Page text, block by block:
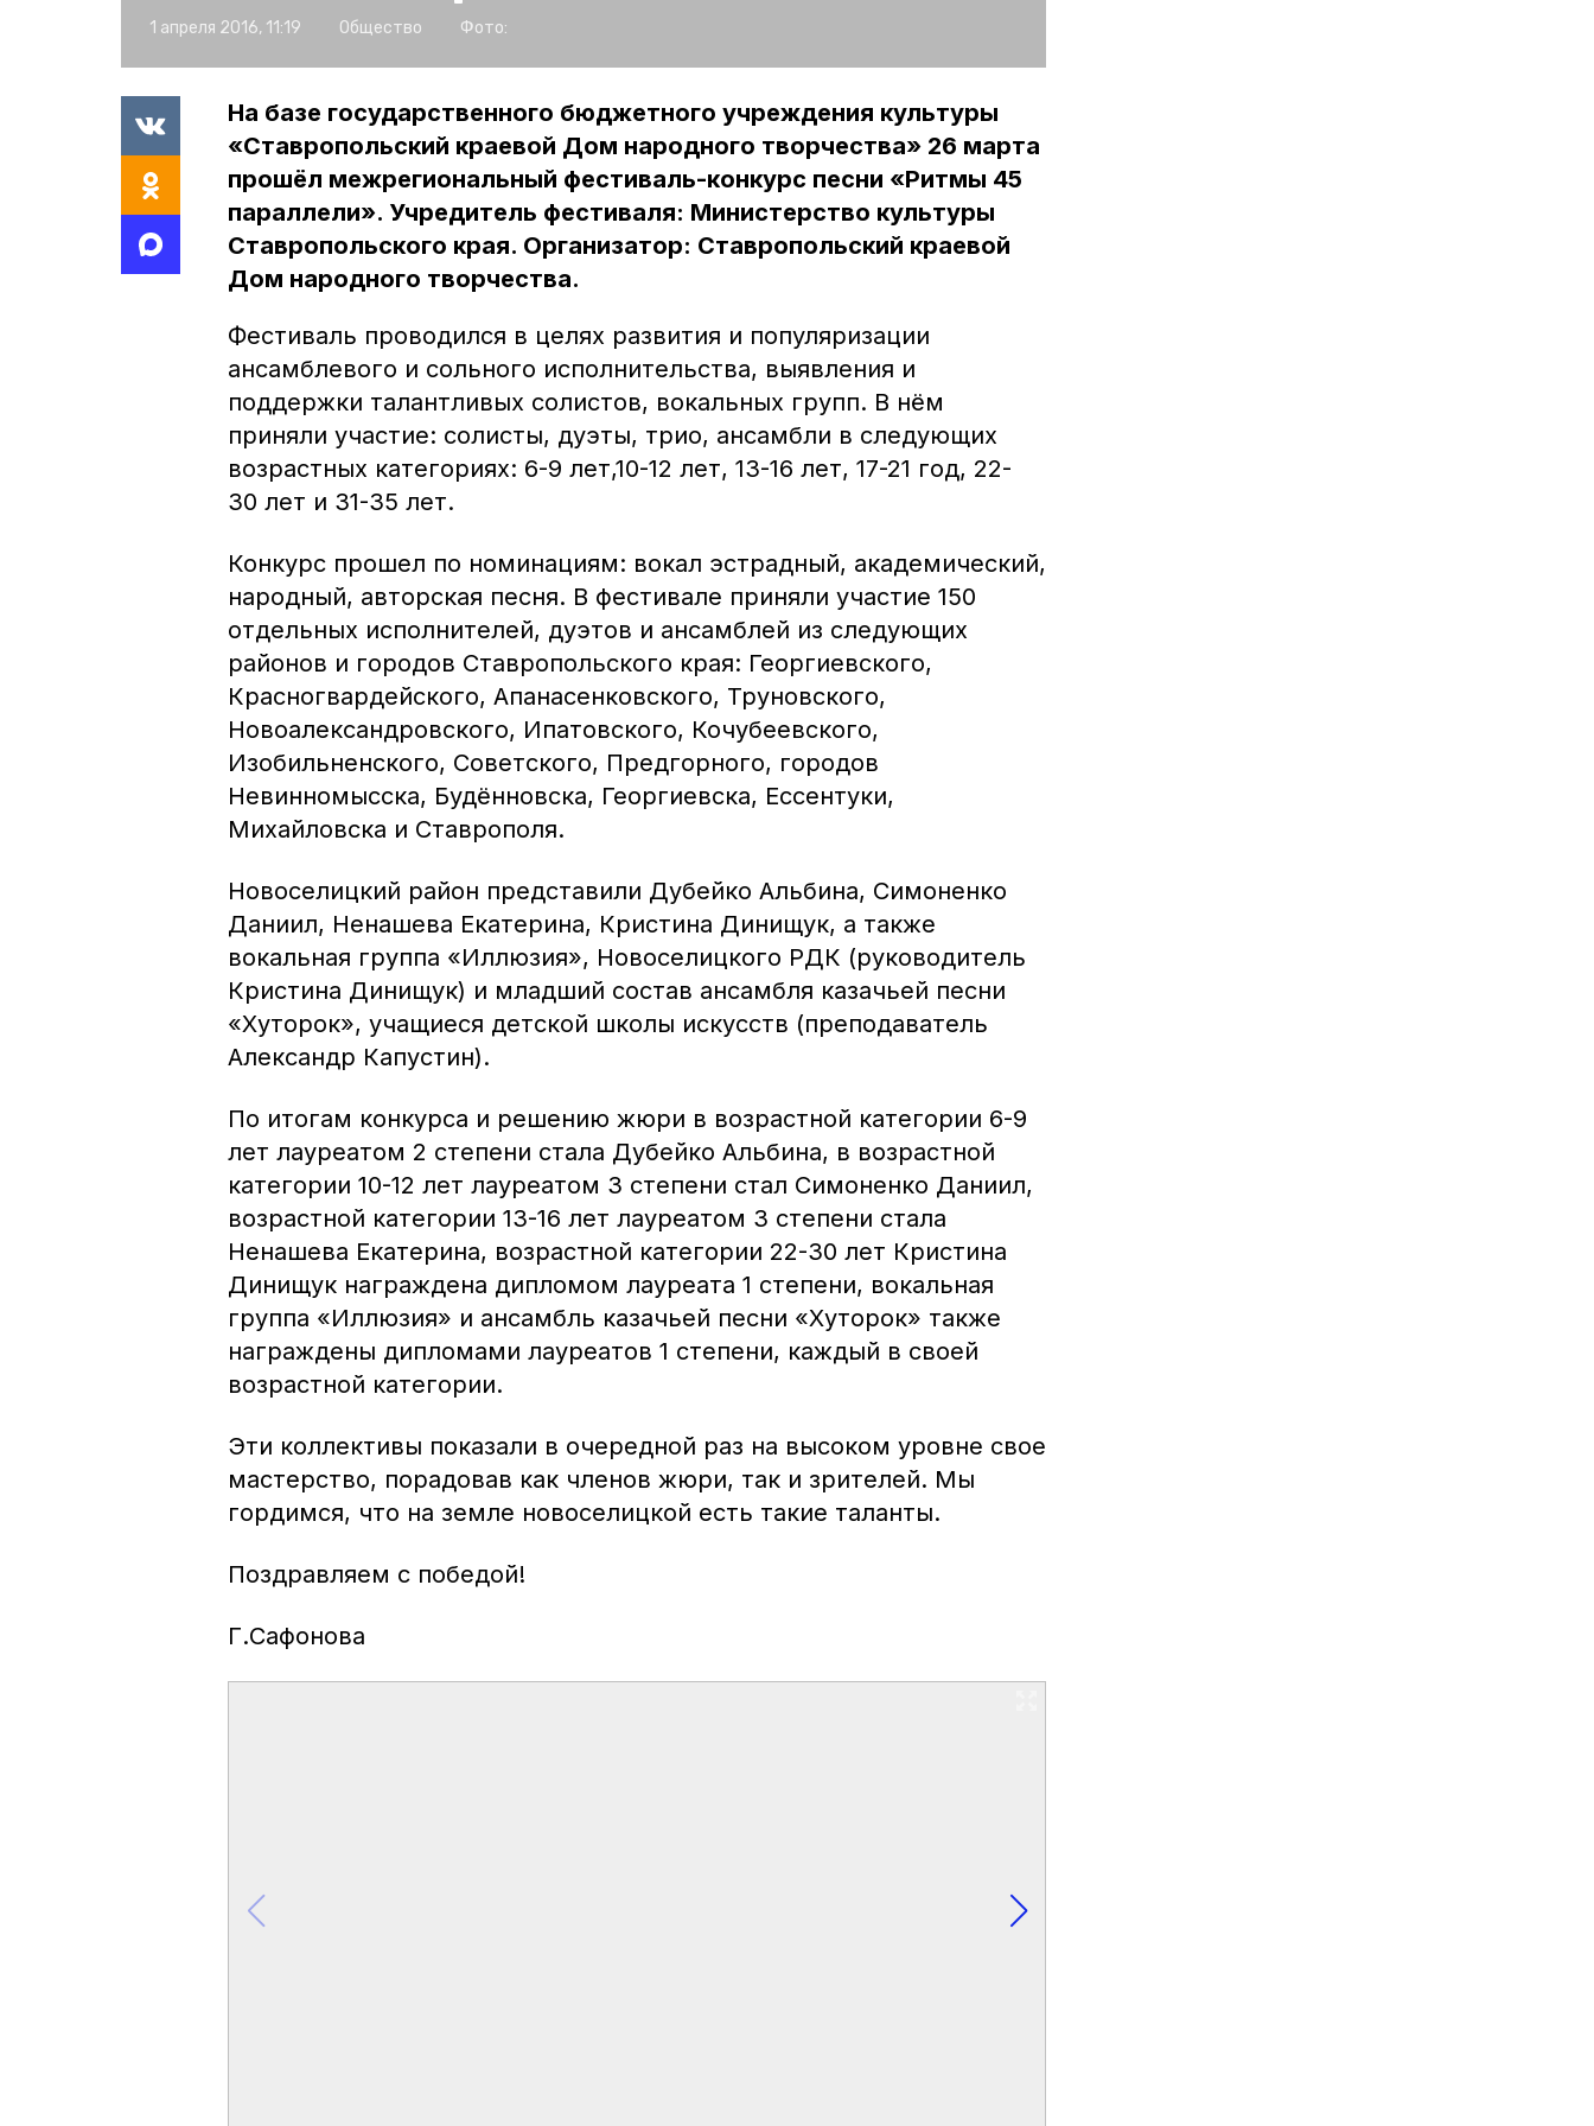
1 апреля 2016, 11:19 Общество Фото:
На базе государственного бюджетного учреждения культуры
«Ставропольский краевой Дом народного творчества» 26 марта
прошёл межрегиональный фестиваль-конкурс песни «Ритмы 45
параллели». Учредитель фестиваля: Министерство культуры
Ставропольского края. Организатор: Ставропольский краевой
Дом народного творчества.
Фестиваль проводился в целях развития и популяризации
ансамблевого и сольного исполнительства, выявления и
поддержки талантливых солистов, вокальных групп. В нём
приняли участие: солисты, дуэты, трио, ансамбли в следующих
возрастных категориях: 6-9 лет,10-12 лет, 13-16 лет, 17-21 год, 22-
30 лет и 31-35 лет.
Конкурс прошел по номинациям: вокал эстрадный, академический,
народный, авторская песня. В фестивале приняли участие 150
отдельных исполнителей, дуэтов и ансамблей из следующих
районов и городов Ставропольского края: Георгиевского,
Красногвардейского, Апанасенковского, Труновского,
Новоалександровского, Ипатовского, Кочубеевского,
Изобильненского, Советского, Предгорного, городов
Невинномысска, Будённовска, Георгиевска, Ессентуки,
Михайловска и Ставрополя.
Новоселицкий район представили Дубейко Альбина, Симоненко
Даниил, Ненашева Екатерина, Кристина Динищук, а также
вокальная группа «Иллюзия», Новоселицкого РДК (руководитель
Кристина Динищук) и младший состав ансамбля казачьей песни
«Хуторок», учащиеся детской школы искусств (преподаватель
Александр Капустин).
По итогам конкурса и решению жюри в возрастной категории 6-9
лет лауреатом 2 степени стала Дубейко Альбина, в возрастной
категории 10-12 лет лауреатом 3 степени стал Симоненко Даниил,
возрастной категории 13-16 лет лауреатом 3 степени стала
Ненашева Екатерина, возрастной категории 22-30 лет Кристина
Динищук награждена дипломом лауреата 1 степени, вокальная
группа «Иллюзия» и ансамбль казачьей песни «Хуторок» также
награждены дипломами лауреатов 1 степени, каждый в своей
возрастной категории.
Эти коллективы показали в очередной раз на высоком уровне свое
мастерство, порадовав как членов жюри, так и зрителей. Мы
гордимся, что на земле новоселицкой есть такие таланты.
Поздравляем с победой!
Г.Сафонова